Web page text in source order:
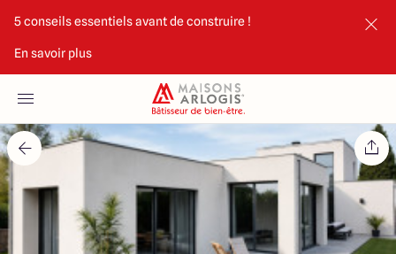
5 conseils essentiels avant de construire !
En savoir plus
Nos maisons
Nos annonces
Votre projet